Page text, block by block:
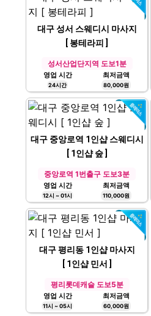
대구 성서 스웨디시 마사지
[ 봉테라피 ]
성서산업단지역 도보1분
영업 시간
24시간
최저금액
80,000원
대구 중앙로역 1인샵 스웨디시
[ 1인샵 숲 ]
중앙로역 1번출구 도보3분
영업 시간
12시 ~ 01시
최저금액
110,000원
대구 평리동 1인샵 마사지
[ 1인샵 민서 ]
평리롯데캐슬 도보5분
영업 시간
11시 ~ 05시
최저금액
60,000원